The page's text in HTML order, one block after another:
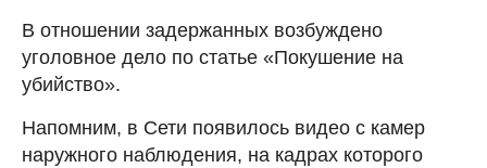
В отношении задержанных возбуждено
уголовное дело по статье «Покушение на
убийство».
Напомним, в Сети появилось видео с камер
наружного наблюдения, на кадрах которого